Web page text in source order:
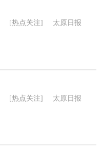
[热点关注] 太原日报
[热点关注] 太原日报